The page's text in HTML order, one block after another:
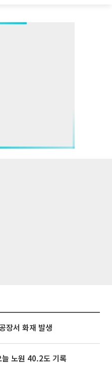
장서 화재 발생
노원 40.2도 기록